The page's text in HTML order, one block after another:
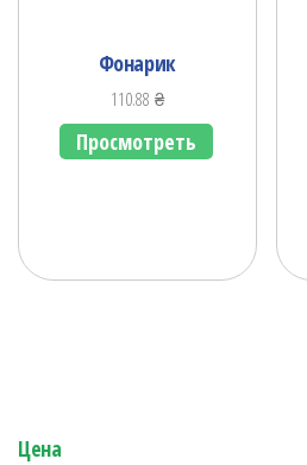
Фонарик
110.88 ₴
Просмотреть
Цена